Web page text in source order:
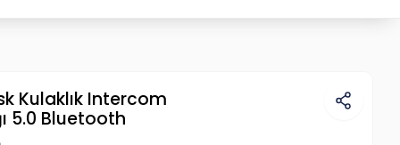
Kulaklık Intercom
5.0 Bluetooth